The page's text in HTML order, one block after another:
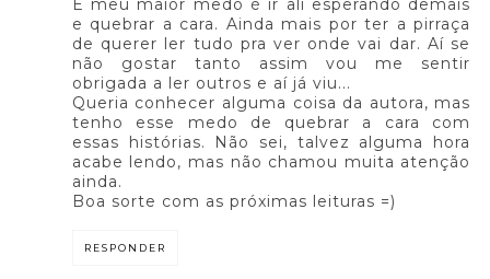
E meu maior medo é ir ali esperando demais
e quebrar a cara. Ainda mais por ter a pirraça
de querer ler tudo pra ver onde vai dar. Aí se
não gostar tanto assim vou me sentir
obrigada a ler outros e aí já viu...
Queria conhecer alguma coisa da autora, mas
tenho esse medo de quebrar a cara com
essas histórias. Não sei, talvez alguma hora
acabe lendo, mas não chamou muita atenção
ainda.
Boa sorte com as próximas leituras =)
RESPONDER